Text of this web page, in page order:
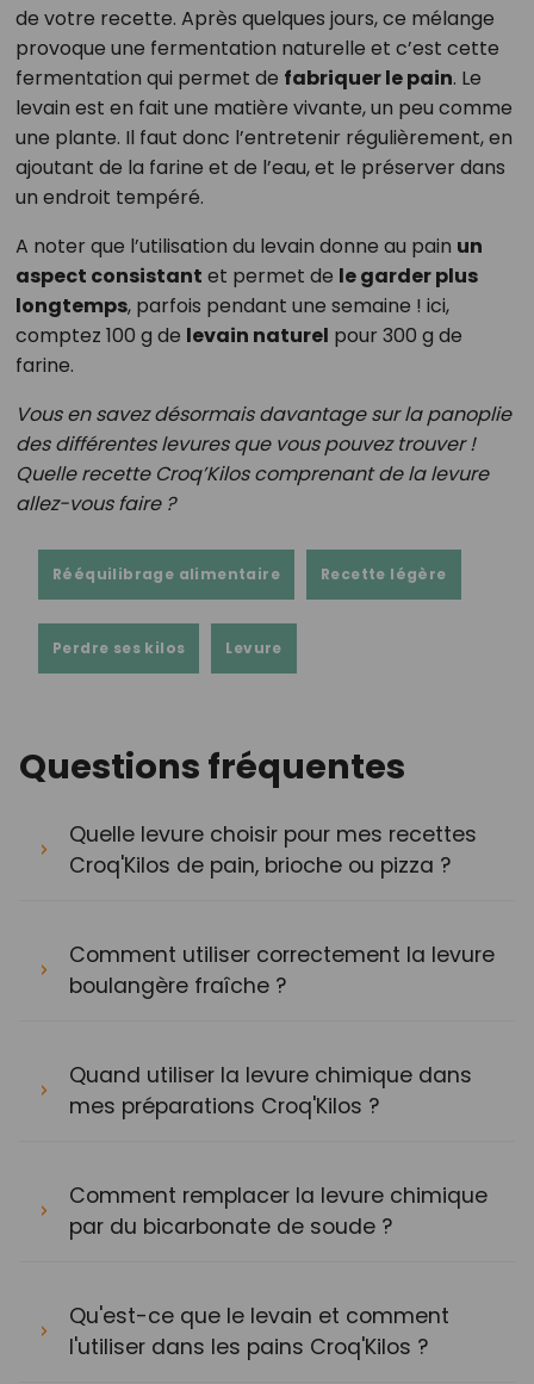
de votre recette. Après quelques jours, ce mélange
provoque une fermentation naturelle et c’est cette
fermentation qui permet de fabriquer le pain. Le
levain est en fait une matière vivante, un peu comme
une plante. Il faut donc l’entretenir régulièrement, en
ajoutant de la farine et de l’eau, et le préserver dans
un endroit tempéré.
A noter que l’utilisation du levain donne au pain un
aspect consistant et permet de le garder plus
longtemps, parfois pendant une semaine ! ici,
comptez 100 g de levain naturel pour 300 g de
farine.
Vous en savez désormais davantage sur la panoplie
des différentes levures que vous pouvez trouver !
Quelle recette Croq’Kilos comprenant de la levure
allez-vous faire ?
Rééquilibrage alimentaire Recette légère
Perdre ses kilos Levure
Questions fréquentes
Quelle levure choisir pour mes recettes
Croq'Kilos de pain, brioche ou pizza ?
Comment utiliser correctement la levure
boulangère fraîche ?
Quand utiliser la levure chimique dans
mes préparations Croq'Kilos ?
Comment remplacer la levure chimique
par du bicarbonate de soude ?
Qu'est-ce que le levain et comment
l'utiliser dans les pains Croq'Kilos ?